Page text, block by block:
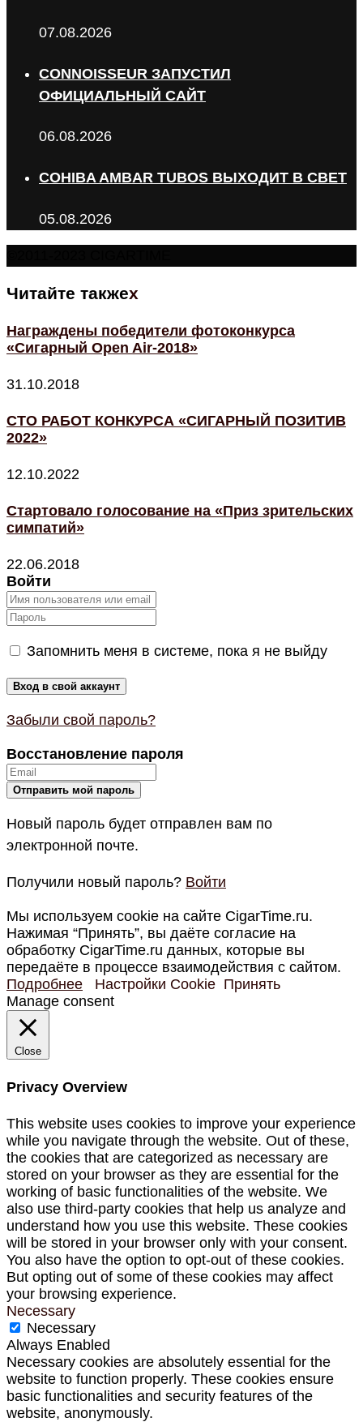
07.08.2026
CONNOISSEUR ЗАПУСТИЛ
ОФИЦИАЛЬНЫЙ САЙТ
06.08.2026
COHIBA AMBAR TUBOS ВЫХОДИТ В СВЕТ
05.08.2026
Читайте такжеx
Награждены победители фотоконкурса
«Сигарный Open Air-2018»
31.10.2018
СТО РАБОТ КОНКУРСА «СИГАРНЫЙ ПОЗИТИВ
2022»
12.10.2022
Стартовало голосование на «Приз зрительских
симпатий»
22.06.2018
Войти
Запомнить меня в системе, пока я не выйду
Забыли свой пароль?
Восстановление пароля
Новый пароль будет отправлен вам по
электронной почте.
Получили новый пароль? Войти
Мы используем cookie на сайте CigarTime.ru.
Нажимая “Принять”, вы даёте согласие на
обработку CigarTime.ru данных, которые вы
передаёте в процессе взаимодействия с сайтом.
Подробнее
Настройки Cookie Принять
Manage consent
Close
Privacy Overview
This website uses cookies to improve your experience
while you navigate through the website. Out of these,
the cookies that are categorized as necessary are
stored on your browser as they are essential for the
working of basic functionalities of the website. We
also use third-party cookies that help us analyze and
understand how you use this website. These cookies
will be stored in your browser only with your consent.
You also have the option to opt-out of these cookies.
But opting out of some of these cookies may affect
your browsing experience.
Necessary
Necessary
Always Enabled
Necessary cookies are absolutely essential for the
website to function properly. These cookies ensure
basic functionalities and security features of the
website, anonymously.